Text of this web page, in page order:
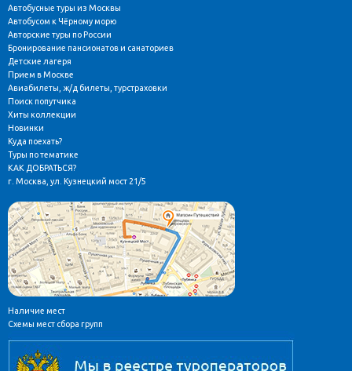
Автобусные туры из Москвы
Автобусом к Чёрному морю
Авторские туры по России
Бронирование пансионатов и санаториев
Детские лагеря
Прием в Москве
Авиабилеты, ж/д билеты, турстраховки
Поиск попутчика
Хиты коллекции
Новинки
Куда поехать?
Туры по тематике
КАК ДОБРАТЬСЯ?
г. Москва, ул. Кузнецкий мост 21/5
Наличие мест
Схемы мест сбора групп